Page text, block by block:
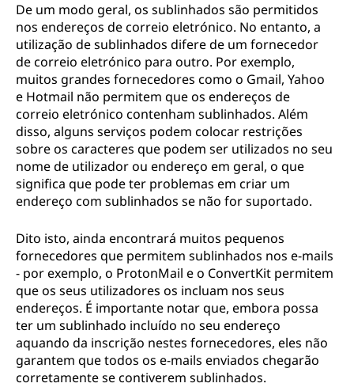
De um modo geral, os sublinhados são permitidos
nos endereços de correio eletrónico. No entanto, a
utilização de sublinhados difere de um fornecedor
de correio eletrónico para outro. Por exemplo,
muitos grandes fornecedores como o Gmail, Yahoo
e Hotmail não permitem que os endereços de
correio eletrónico contenham sublinhados. Além
disso, alguns serviços podem colocar restrições
sobre os caracteres que podem ser utilizados no seu
nome de utilizador ou endereço em geral, o que
significa que pode ter problemas em criar um
endereço com sublinhados se não for suportado.
Dito isto, ainda encontrará muitos pequenos
fornecedores que permitem sublinhados nos e-mails
- por exemplo, o ProtonMail e o ConvertKit permitem
que os seus utilizadores os incluam nos seus
endereços. É importante notar que, embora possa
ter um sublinhado incluído no seu endereço
aquando da inscrição nestes fornecedores, eles não
garantem que todos os e-mails enviados chegarão
corretamente se contiverem sublinhados.